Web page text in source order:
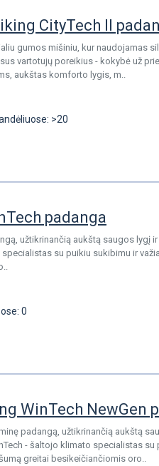
CityTech II
gumos mišiniu, kur naudojamas
vartotujų poreikius - kokybė už
aukštas komforto lygis, m..
>20
padanga
užtikrinančią aukštą saugos lygį
su puikiu sukibimu ir
0
WinTech NewGen
padangą, užtikrinančią aukštą
- šaltojo klimato specialistas
greitai besikeičiančiomis oro..